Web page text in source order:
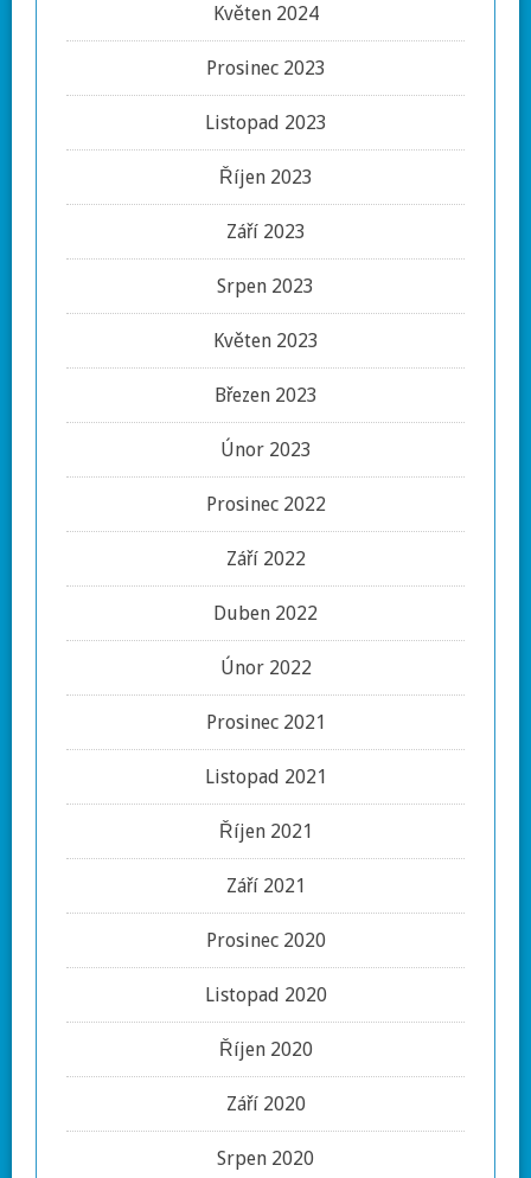
Květen 2024
Prosinec 2023
Listopad 2023
Říjen 2023
Září 2023
Srpen 2023
Květen 2023
Březen 2023
Únor 2023
Prosinec 2022
Září 2022
Duben 2022
Únor 2022
Prosinec 2021
Listopad 2021
Říjen 2021
Září 2021
Prosinec 2020
Listopad 2020
Říjen 2020
Září 2020
Srpen 2020